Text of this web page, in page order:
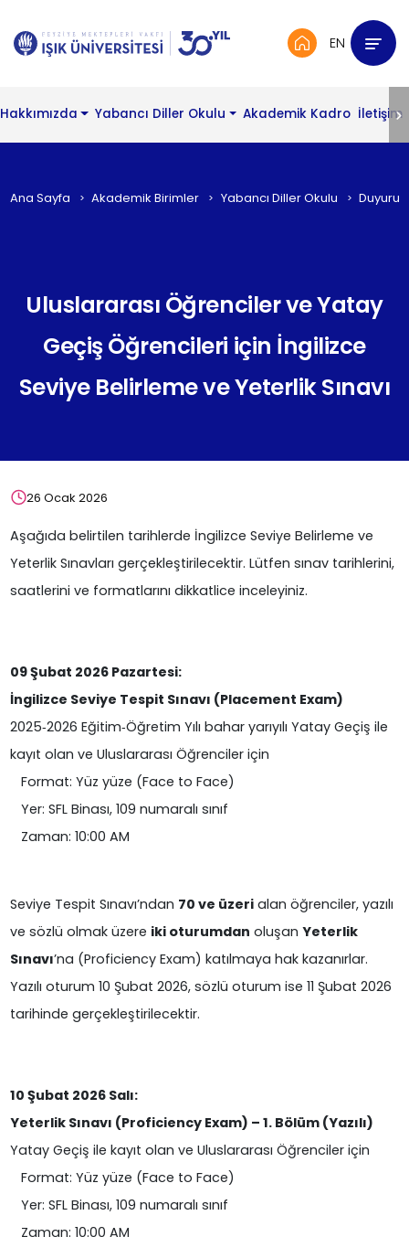
EN
Hakkımızda Yabancı Diller Okulu Akademik Kadro İletişim
Ana Sayfa Akademik Birimler Yabancı Diller Okulu
Uluslararası Öğrenciler ve Yatay
Geçiş Öğrencileri için İngilizce
Seviye Belirleme ve Yeterlik Sınavı
26 Ocak 2026
Aşağıda belirtilen tarihlerde İngilizce Seviye Belirleme ve
Yeterlik Sınavları gerçekleştirilecektir. Lütfen sınav tarihlerini,
saatlerini ve formatlarını dikkatlice inceleyiniz.
09 Şubat 2026 Pazartesi:
İngilizce Seviye Tespit Sınavı (Placement Exam)
2025‐2026 Eğitim‐Öğretim Yılı bahar yarıyılı Yatay Geçiş ile
kayıt olan ve Uluslararası Öğrenciler için
Format: Yüz yüze (Face to Face)
Yer: SFL Binası, 109 numaralı sınıf
Zaman: 10:00 AM
Seviye Tespit Sınavı’ndan 70 ve üzerialan öğrenciler, yazılı
ve sözlü olmak üzere iki oturumdan oluşan Yeterlik
Sınavı’na (Proficiency Exam) katılmaya hak kazanırlar.
Yazılı oturum 10 Şubat 2026, sözlü oturum ise 11 Şubat 2026
tarihinde gerçekleştirilecektir.
10 Şubat 2026 Salı:
Yeterlik Sınavı (Proficiency Exam) – 1. Bölüm (Yazılı)
Yatay Geçiş ile kayıt olan ve Uluslararası Öğrenciler için
Format: Yüz yüze (Face to Face)
Yer: SFL Binası, 109 numaralı sınıf
Zaman: 10:00 AM